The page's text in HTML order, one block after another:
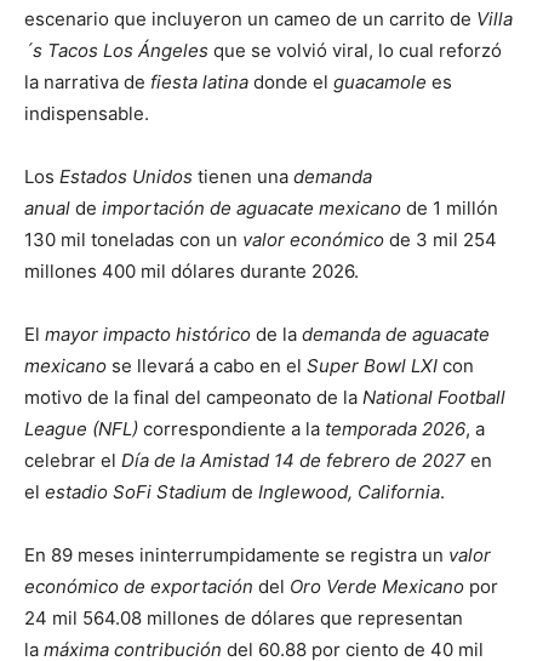
escenario que incluyeron un cameo de un carrito de Villa
´s Tacos Los Ángeles que se volvió viral, lo cual reforzó
la narrativa de fiesta latina donde el guacamole es
indispensable.
Los Estados Unidos tienen una demanda
anual de importación de aguacate mexicano de 1 millón
130 mil toneladas con un valor económico de 3 mil 254
millones 400 mil dólares durante 2026.
El mayor impacto histórico de la demanda de aguacate
mexicano se llevará a cabo en el Super Bowl LXI con
motivo de la final del campeonato de la National Football
League (NFL) correspondiente a la temporada 2026, a
celebrar el Día de la Amistad 14 de febrero de 2027 en
el estadio SoFi Stadium de Inglewood, California.
En 89 meses ininterrumpidamente se registra un valor
económico de exportación del Oro Verde Mexicano por
24 mil 564.08 millones de dólares que representan
la máxima contribución del 60.88 por ciento de 40 mil